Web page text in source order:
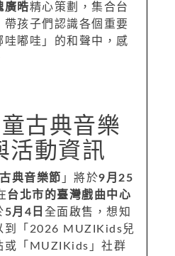
廣晧精心策劃，集合台
孩子們認識各個重要
哇嘟哇」的和聲中，感
古典音樂
活動資訊
典音樂節 」將於9月25
台北市的臺灣戲曲中心
5月4日 全面啟售，想知
到「2026 MUZIKids兒
或「MUZIKids」社群